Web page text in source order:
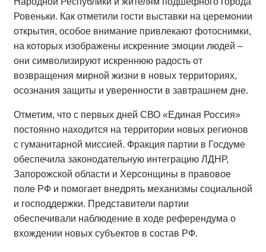
Ровеньки. Как отметили гости выставки на церемонии
открытия, особое внимание привлекают фотоснимки,
на которых изображены искренние эмоции людей –
они символизируют искреннюю радость от
возвращения мирной жизни в новых территориях,
осознания защиты и уверенности в завтрашнем дне.
Отметим, что с первых дней СВО «Единая Россия»
постоянно находится на территории новых регионов
с гуманитарной миссией. Фракция партии в Госдуме
обеспечила законодательную интеграцию ЛДНР,
Запорожской области и Херсонщины в правовое
поле РФ и помогает внедрять механизмы социальной
и господдержки. Представители партии
обеспечивали наблюдение в ходе референдума о
вхождении новых субъектов в состав РФ.